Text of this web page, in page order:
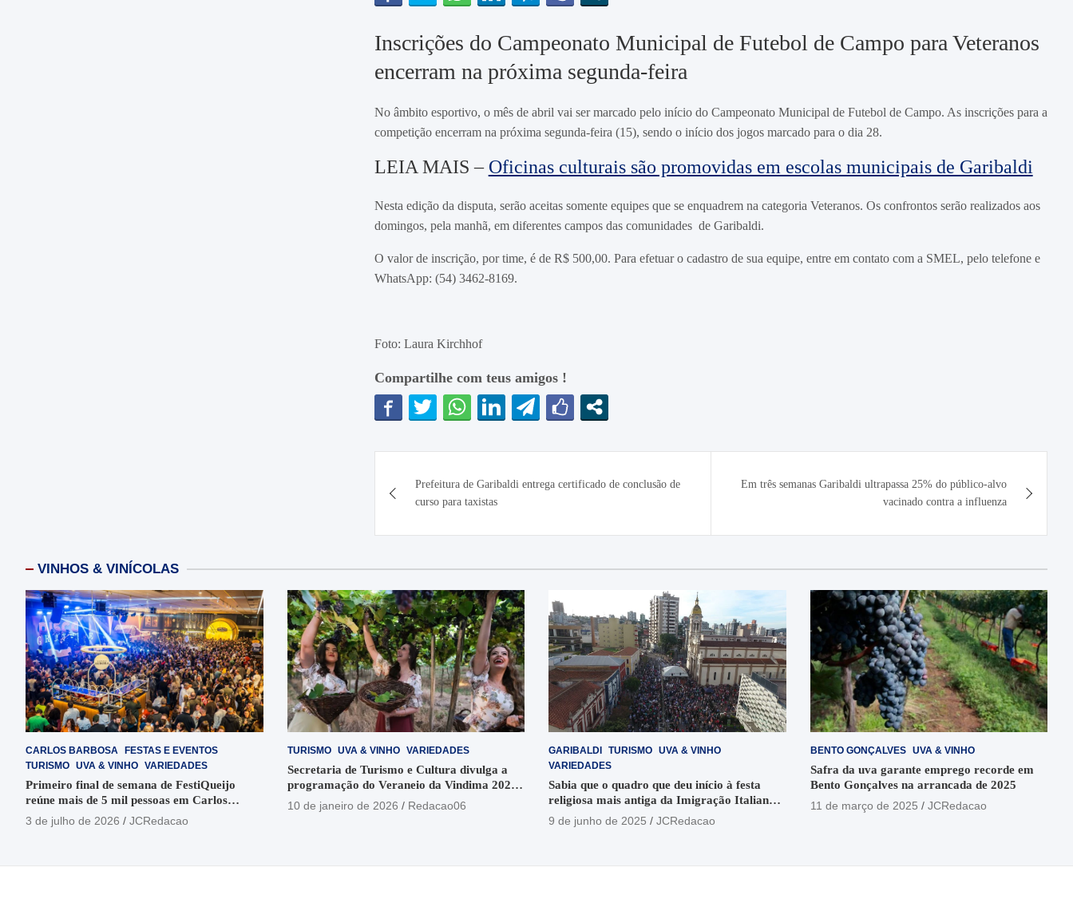
Inscrições do Campeonato Municipal de Futebol de Campo para Veteranos
encerram na próxima segunda-feira
No âmbito esportivo, o mês de abril vai ser marcado pelo início do Campeonato Municipal de Futebol de Campo. As inscrições para a
competição encerram na próxima segunda-feira (15), sendo o início dos jogos marcado para o dia 28.
LEIA MAIS – Oficinas culturais são promovidas em escolas municipais de Garibaldi
Nesta edição da disputa, serão aceitas somente equipes que se enquadrem na categoria Veteranos. Os confrontos serão realizados aos
domingos, pela manhã, em diferentes campos das comunidades de Garibaldi.
O valor de inscrição, por time, é de R$ 500,00. Para efetuar o cadastro de sua equipe, entre em contato com a SMEL, pelo telefone e
WhatsApp: (54) 3462-8169.
Foto: Laura Kirchhof
Compartilhe com teus amigos !
de
Post
Prefeitura de Garibaldi entrega certificado de conclusão de
curso para taxistas
Em três semanas Garibaldi ultrapassa 25% do público-alvo
vacinado contra a influenza
VINHOS & VINÍCOLAS
CARLOS BARBOSA
FESTAS E EVENTOS
TURISMO UVA & VINHO VARIEDADES
Primeiro final de semana de FestiQueijo
reúne mais de 5 mil pessoas em Carlos
Barbosa
3 de julho de 2026 JCRedacao
TURISMO UVA & VINHO VARIEDADES
Secretaria de Turismo e Cultura divulga a
programação do Veraneio da Vindima 2026
em Garibaldi
10 de janeiro de 2026 Redacao06
GARIBALDI TURISMO UVA & VINHO
VARIEDADES
Sabia que o quadro que deu início à festa
religiosa mais antiga da Imigração Italiana
está no Santuário Santo Antônio
9 de junho de 2025 JCRedacao
BENTO GONÇALVES UVA & VINHO
Safra da uva garante emprego recorde em
Bento Gonçalves na arrancada de 2025
11 de março de 2025
JCRedacao